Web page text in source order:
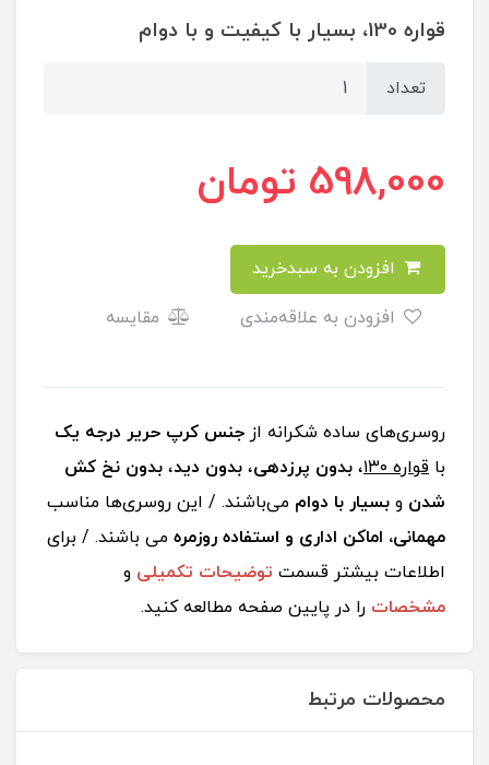
قواره 130، بسیار با کیفیت و با دوام
تعداد
598,000 تومان
مقایسه
روسری‌‌های ساده شکرانه از جنس کرپ حریر درجه یک
با قواره ١٣٠ ، بدون پرزدهی، بدون دید، بدون نخ کش
شدن و بسیار با دوام می‌باشند. / این روسری‌ها مناسب
مهمانی، اماکن اداری و استفاده روزمره می باشند. / برای
اطلاعات بیشتر قسمت توضیحات تکمیلی و
مشخصات را در پایین صفحه مطالعه کنید.
محصولات مرتبط